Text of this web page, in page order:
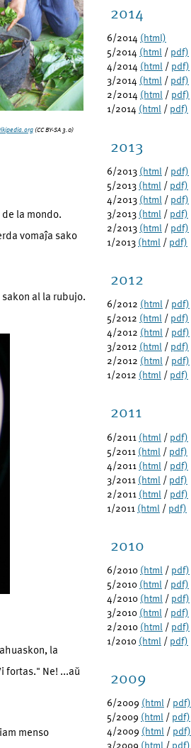
(CC BY-SA 3.0)
la mondo.
vomaĵa sako
al la rubujo.
la
fortas." Ne! ...aŭ
menso
2014
6/2014 (html)
5/2014 (html / pdf)
4/2014 (html / pdf)
3/2014 (html / pdf)
2/2014 (html / pdf)
1/2014 (html / pdf)
2013
6/2013 (html / pdf)
5/2013 (html / pdf)
4/2013 (html / pdf)
3/2013 (html / pdf)
2/2013 (html / pdf)
1/2013 (html / pdf)
2012
6/2012 (html / pdf)
5/2012 (html / pdf)
4/2012 (html / pdf)
3/2012 (html / pdf)
2/2012 (html / pdf)
1/2012 (html / pdf)
2011
6/2011 (html / pdf)
5/2011 (html / pdf)
4/2011 (html / pdf)
3/2011 (html / pdf)
2/2011 (html / pdf)
1/2011 (html / pdf)
2010
6/2010 (html / pdf)
5/2010 (html / pdf)
4/2010 (html / pdf)
3/2010 (html / pdf)
2/2010 (html / pdf)
1/2010 (html / pdf)
2009
6/2009 (html / pdf)
5/2009 (html / pdf)
4/2009 (html / pdf)